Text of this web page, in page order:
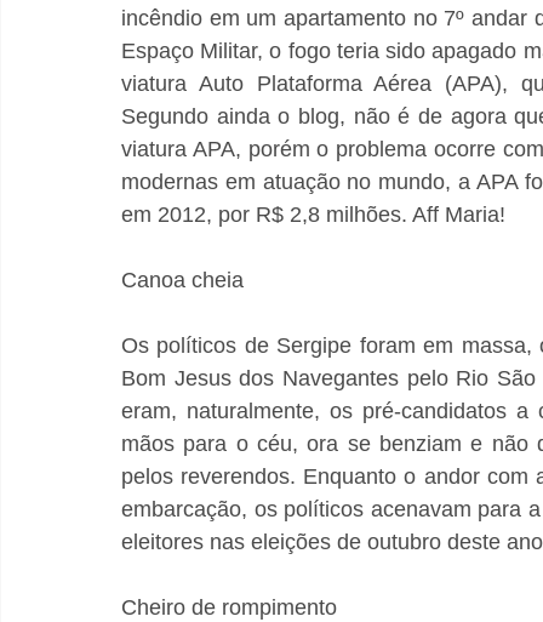
incêndio em um apartamento no 7º
Espaço Militar, o fogo teria sido apagado
viatura Auto Plataforma Aérea (APA),
Segundo ainda o blog, não é de agora
viatura APA, porém o problema ocorre
modernas em atuação no mundo, a APA
em 2012, por R$ 2,8 milhões. Aff Maria!
Canoa cheia
Os políticos de Sergipe foram em
Bom Jesus dos Navegantes pelo Rio
eram, naturalmente, os pré-candidatos
mãos para o céu, ora se benziam e não
pelos reverendos. Enquanto o andor
embarcação, os políticos acenavam para
eleitores nas eleições de outubro deste
Cheiro de rompimento